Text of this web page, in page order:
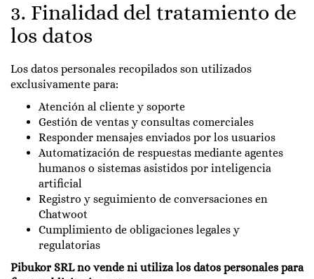
3. Finalidad del tratamiento de
los datos
Los datos personales recopilados son utilizados
exclusivamente para:
Atención al cliente y soporte
Gestión de ventas y consultas comerciales
Responder mensajes enviados por los usuarios
Automatización de respuestas mediante agentes
humanos o sistemas asistidos por inteligencia
artificial
Registro y seguimiento de conversaciones en
Chatwoot
Cumplimiento de obligaciones legales y
regulatorias
Pibukor SRL no vende ni utiliza los datos personales para